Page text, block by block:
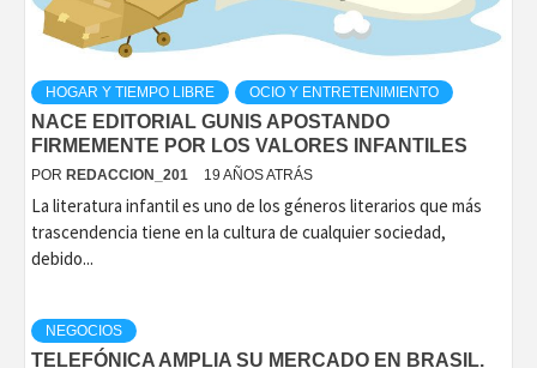
HOGAR Y TIEMPO LIBRE OCIO Y ENTRETENIMIENTO
NACE EDITORIAL GUNIS APOSTANDO
FIRMEMENTE POR LOS VALORES INFANTILES
POR REDACCION_201 19 AÑOS ATRÁS
La literatura infantil es uno de los géneros literarios que más
trascendencia tiene en la cultura de cualquier sociedad,
debido...
NEGOCIOS
TELEFÓNICA AMPLIA SU MERCADO EN BRASIL.